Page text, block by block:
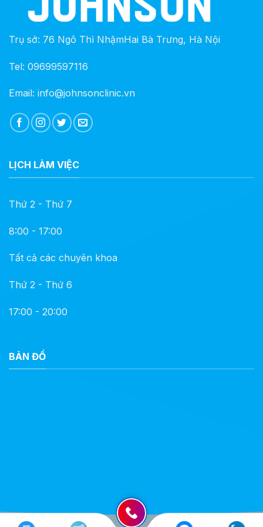
Trụ sở: 76 Ngô Thì NhậmHai Bà Trưng, Hà Nội
Tel: 09699597116
Email: info@johnsonclinic.vn
LỊCH LÀM VIỆC
Thứ 2 - Thứ 7
8:00 - 17:00
Tất cả các chuyên khoa
Thứ 2 - Thứ 6
17:00 - 20:00
BẢN ĐỒ